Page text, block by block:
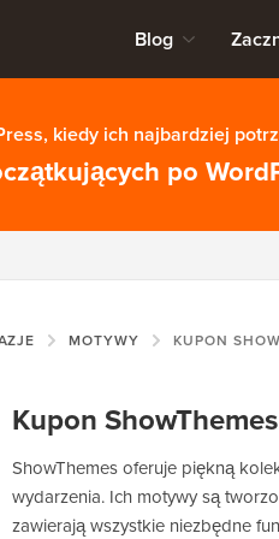
Blog
kiedy ich najbardziej
po
MOTYWY KUPON
Kupon ShowThemes
ShowThemes oferuje piękną
wydarzenia. Ich motywy są
zawierają wszystkie niezbędne